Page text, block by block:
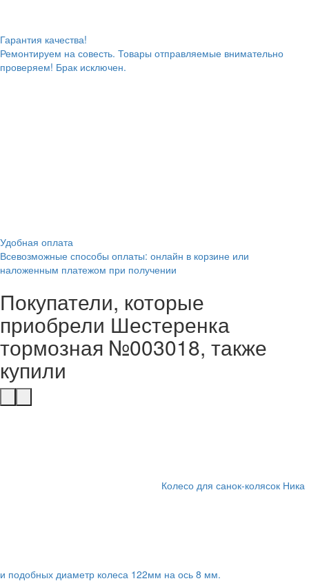
Гарантия качества!
Ремонтируем на совесть. Товары отправляемые внимательно
проверяем! Брак исключен.
Удобная оплата
Всевозможные способы оплаты: онлайн в корзине или
наложенным платежом при получении
Покупатели, которые
приобрели Шестеренка
тормозная №003018, также
купили
Колесо для санок-колясок Ника
и подобных диаметр колеса 122мм на ось 8 мм.